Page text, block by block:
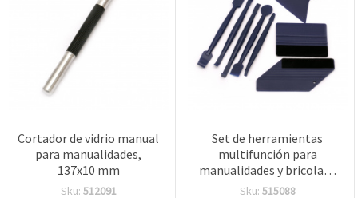
Cortador de vidrio manual
para manualidades,
137x10 mm
Sku: 512091
Set de herramientas
multifunción para
manualidades y bricolaje,
16 piezas
Sku: 515088